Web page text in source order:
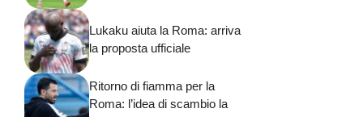
Lukaku aiuta la Roma: arriva
la proposta ufficiale
Ritorno di fiamma per la
Roma: l’idea di scambio la